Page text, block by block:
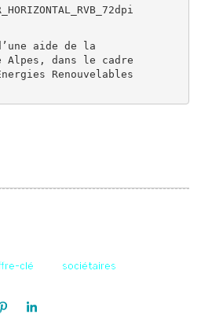
aide de la
Alpes, dans le cadre
Renouvelables
clé sociétaires